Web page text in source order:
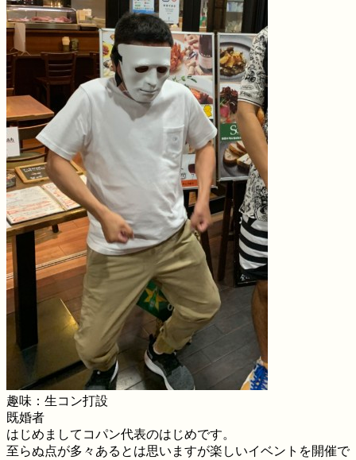
趣味：生コン打設
既婚者
はじめましてコパン代表のはじめです。
至らぬ点が多々あるとは思いますが楽しいイベントを開催で